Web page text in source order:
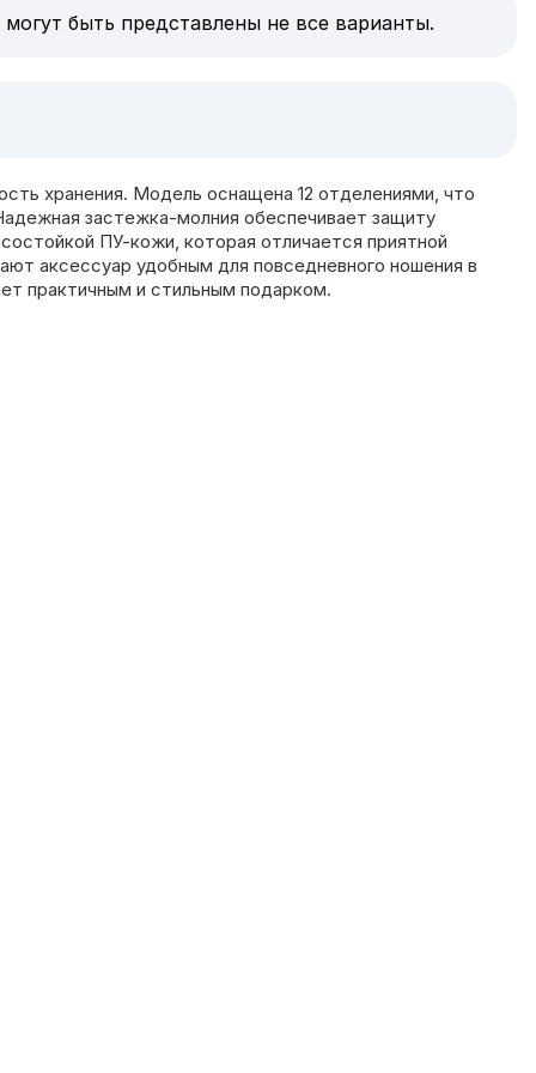
быть представлены не все варианты.
хранения. Модель оснащена 12 отделениями, что
застежка-молния обеспечивает защиту
ПУ-кожи, которая отличается приятной
аксессуар удобным для повседневного ношения в
практичным и стильным подарком.